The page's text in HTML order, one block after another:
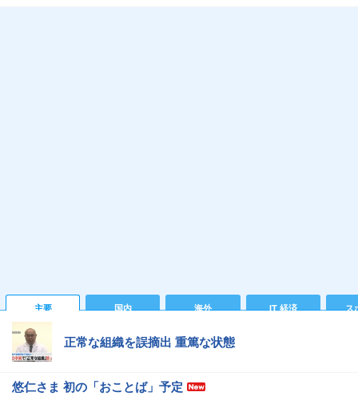
主要 国内 海外 IT 経済 ス
正常な組織を誤摘出 重篤な状態
悠仁さま 初の「おことば」予定